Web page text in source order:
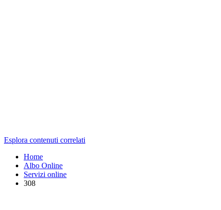
Esplora contenuti correlati
Home
Albo Online
Servizi online
308